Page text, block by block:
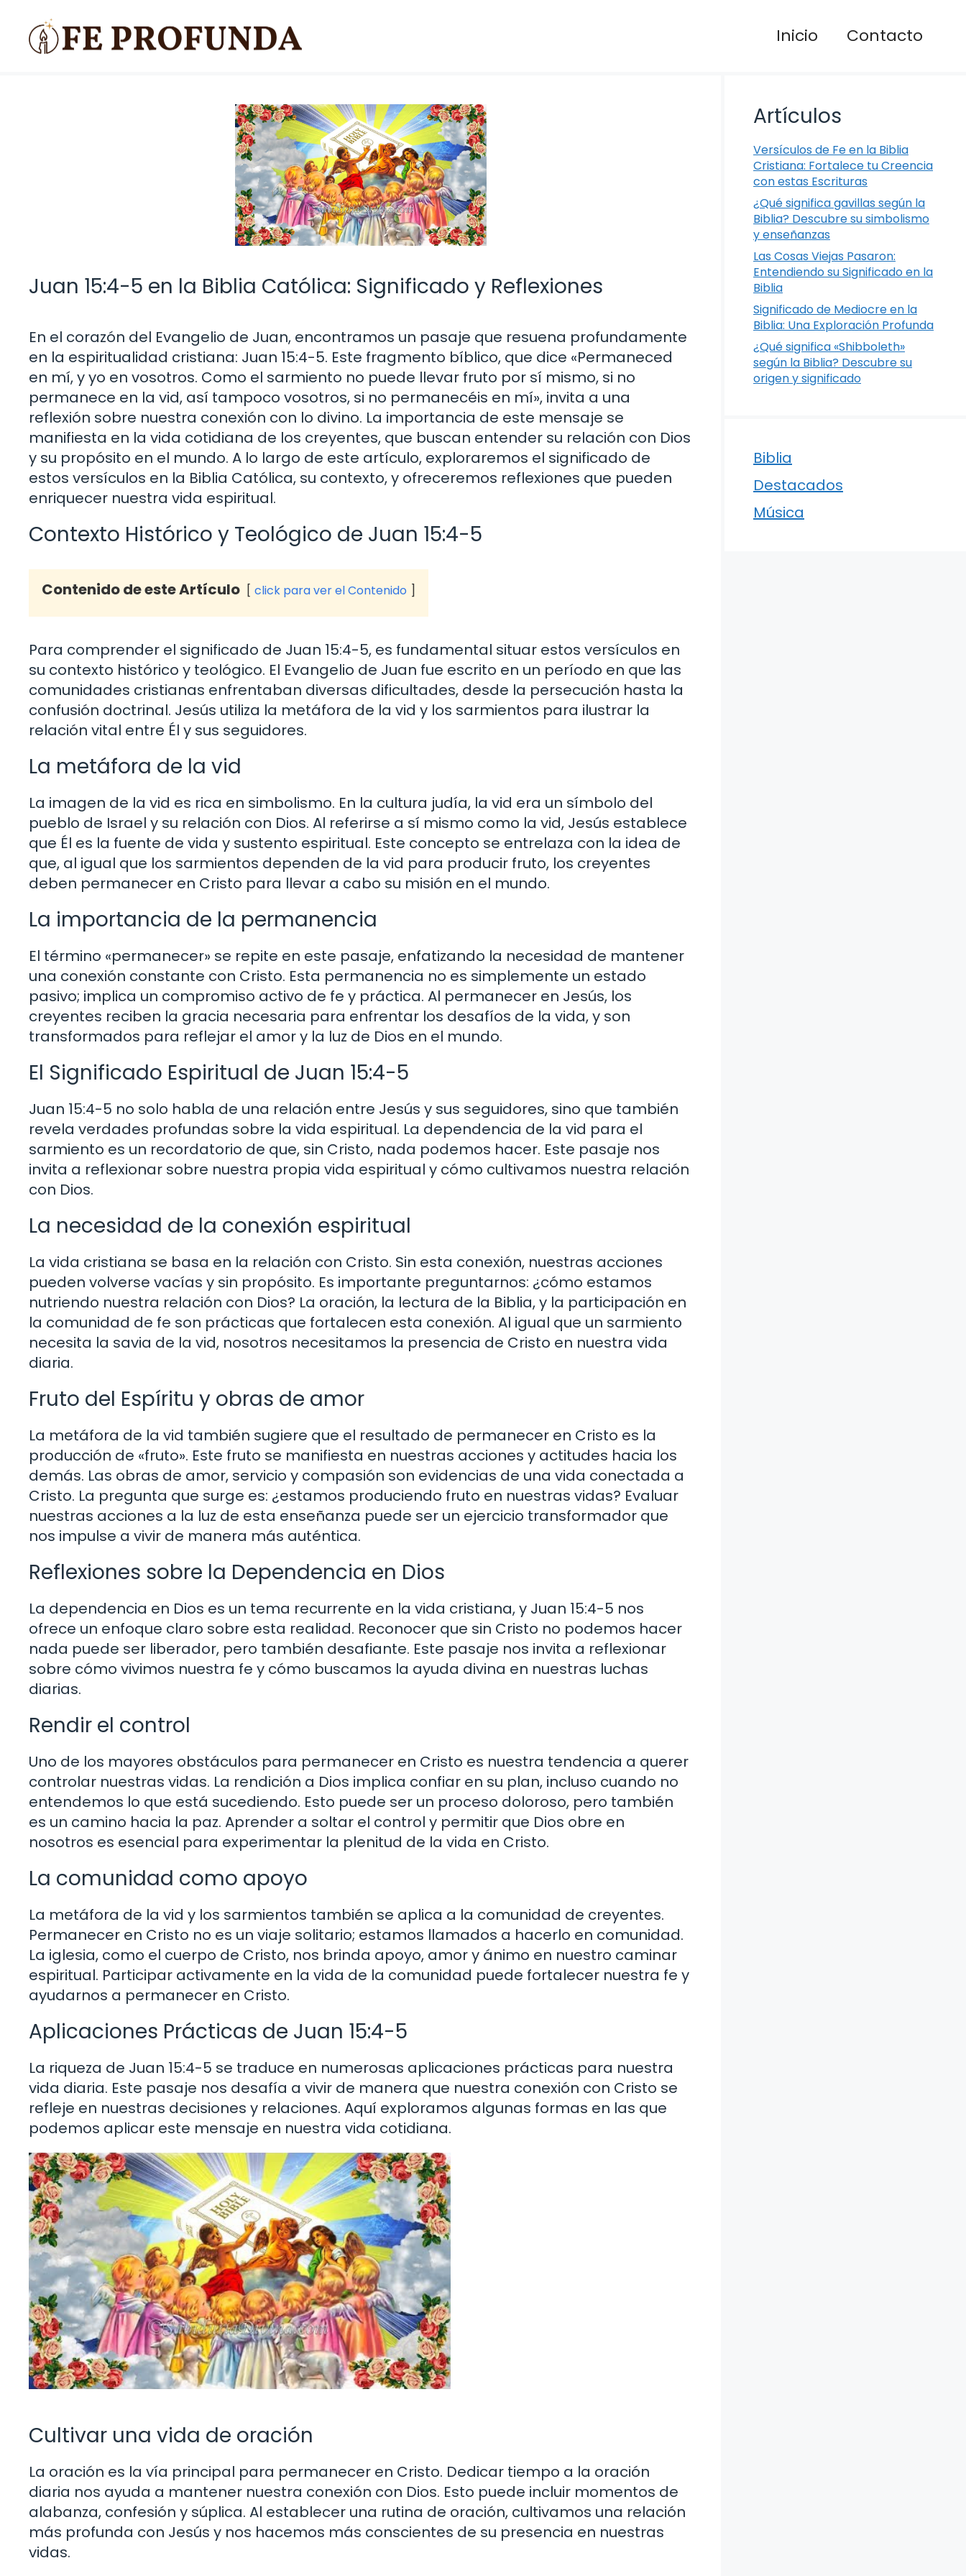
contenido
Inicio Contacto
Juan 15:4-5 en la Biblia Católica: Significado y Reflexiones
En el corazón del Evangelio de Juan, encontramos un pasaje que resuena profundamente
en la espiritualidad cristiana: Juan 15:4-5. Este fragmento bíblico, que dice «Permaneced
en mí, y yo en vosotros. Como el sarmiento no puede llevar fruto por sí mismo, si no
permanece en la vid, así tampoco vosotros, si no permanecéis en mí», invita a una
reflexión sobre nuestra conexión con lo divino. La importancia de este mensaje se
manifiesta en la vida cotidiana de los creyentes, que buscan entender su relación con Dios
y su propósito en el mundo. A lo largo de este artículo, exploraremos el significado de
estos versículos en la Biblia Católica, su contexto, y ofreceremos reflexiones que pueden
enriquecer nuestra vida espiritual.
Contexto Histórico y Teológico de Juan 15:4-5
Contenido de este Artículo click para ver el Contenido
Para comprender el significado de Juan 15:4-5, es fundamental situar estos versículos en
su contexto histórico y teológico. El Evangelio de Juan fue escrito en un período en que las
comunidades cristianas enfrentaban diversas dificultades, desde la persecución hasta la
confusión doctrinal. Jesús utiliza la metáfora de la vid y los sarmientos para ilustrar la
relación vital entre Él y sus seguidores.
La metáfora de la vid
La imagen de la vid es rica en simbolismo. En la cultura judía, la vid era un símbolo del
pueblo de Israel y su relación con Dios. Al referirse a sí mismo como la vid, Jesús establece
que Él es la fuente de vida y sustento espiritual. Este concepto se entrelaza con la idea de
que, al igual que los sarmientos dependen de la vid para producir fruto, los creyentes
deben permanecer en Cristo para llevar a cabo su misión en el mundo.
La importancia de la permanencia
El término «permanecer» se repite en este pasaje, enfatizando la necesidad de mantener
una conexión constante con Cristo. Esta permanencia no es simplemente un estado
pasivo; implica un compromiso activo de fe y práctica. Al permanecer en Jesús, los
creyentes reciben la gracia necesaria para enfrentar los desafíos de la vida, y son
transformados para reflejar el amor y la luz de Dios en el mundo.
El Significado Espiritual de Juan 15:4-5
Juan 15:4-5 no solo habla de una relación entre Jesús y sus seguidores, sino que también
revela verdades profundas sobre la vida espiritual. La dependencia de la vid para el
sarmiento es un recordatorio de que, sin Cristo, nada podemos hacer. Este pasaje nos
invita a reflexionar sobre nuestra propia vida espiritual y cómo cultivamos nuestra relación
con Dios.
La necesidad de la conexión espiritual
La vida cristiana se basa en la relación con Cristo. Sin esta conexión, nuestras acciones
pueden volverse vacías y sin propósito. Es importante preguntarnos: ¿cómo estamos
nutriendo nuestra relación con Dios? La oración, la lectura de la Biblia, y la participación en
la comunidad de fe son prácticas que fortalecen esta conexión. Al igual que un sarmiento
necesita la savia de la vid, nosotros necesitamos la presencia de Cristo en nuestra vida
diaria.
Fruto del Espíritu y obras de amor
La metáfora de la vid también sugiere que el resultado de permanecer en Cristo es la
producción de «fruto». Este fruto se manifiesta en nuestras acciones y actitudes hacia los
demás. Las obras de amor, servicio y compasión son evidencias de una vida conectada a
Cristo. La pregunta que surge es: ¿estamos produciendo fruto en nuestras vidas? Evaluar
nuestras acciones a la luz de esta enseñanza puede ser un ejercicio transformador que
nos impulse a vivir de manera más auténtica.
Reflexiones sobre la Dependencia en Dios
La dependencia en Dios es un tema recurrente en la vida cristiana, y Juan 15:4-5 nos
ofrece un enfoque claro sobre esta realidad. Reconocer que sin Cristo no podemos hacer
nada puede ser liberador, pero también desafiante. Este pasaje nos invita a reflexionar
sobre cómo vivimos nuestra fe y cómo buscamos la ayuda divina en nuestras luchas
diarias.
Rendir el control
Uno de los mayores obstáculos para permanecer en Cristo es nuestra tendencia a querer
controlar nuestras vidas. La rendición a Dios implica confiar en su plan, incluso cuando no
entendemos lo que está sucediendo. Esto puede ser un proceso doloroso, pero también
es un camino hacia la paz. Aprender a soltar el control y permitir que Dios obre en
nosotros es esencial para experimentar la plenitud de la vida en Cristo.
La comunidad como apoyo
La metáfora de la vid y los sarmientos también se aplica a la comunidad de creyentes.
Permanecer en Cristo no es un viaje solitario; estamos llamados a hacerlo en comunidad.
La iglesia, como el cuerpo de Cristo, nos brinda apoyo, amor y ánimo en nuestro caminar
espiritual. Participar activamente en la vida de la comunidad puede fortalecer nuestra fe y
ayudarnos a permanecer en Cristo.
Aplicaciones Prácticas de Juan 15:4-5
La riqueza de Juan 15:4-5 se traduce en numerosas aplicaciones prácticas para nuestra
vida diaria. Este pasaje nos desafía a vivir de manera que nuestra conexión con Cristo se
refleje en nuestras decisiones y relaciones. Aquí exploramos algunas formas en las que
podemos aplicar este mensaje en nuestra vida cotidiana.
Cultivar una vida de oración
La oración es la vía principal para permanecer en Cristo. Dedicar tiempo a la oración
diaria nos ayuda a mantener nuestra conexión con Dios. Esto puede incluir momentos de
alabanza, confesión y súplica. Al establecer una rutina de oración, cultivamos una relación
más profunda con Jesús y nos hacemos más conscientes de su presencia en nuestras
vidas.
Artículos
Versículos de Fe en la Biblia
Cristiana: Fortalece tu Creencia
con estas Escrituras
¿Qué significa gavillas según la
Biblia? Descubre su simbolismo
y enseñanzas
Las Cosas Viejas Pasaron:
Entendiendo su Significado en la
Biblia
Significado de Mediocre en la
Biblia: Una Exploración Profunda
¿Qué significa «Shibboleth»
según la Biblia? Descubre su
origen y significado
Biblia
Destacados
Música